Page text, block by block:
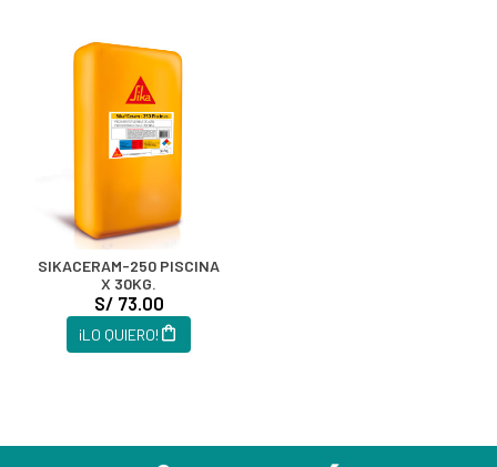
SIKACERAM-250 PISCINA
X 30KG.
S/ 73.00
¡LO QUIERO!